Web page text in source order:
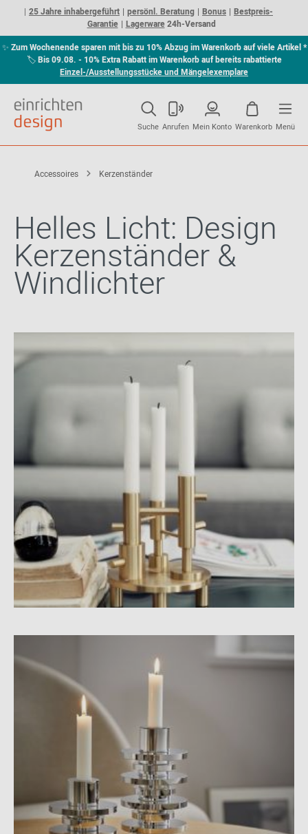
25 Jahre inhabergeführt persönl. Beratung Bonus
Bestpreis-
Garantie
Lagerware24h-Versand
✨ Zum Wochenende sparen mit bis zu 10% Abzug im Warenkorb auf viele Artikel *
🏷Bis 09.08. - 10% Extra Rabatt im Warenkorb auf bereits rabattierte
Einzel-/Ausstellungsstücke und Mängelexemplare
Suche Anrufen Mein Konto Warenkorb Menü
Accessoires Kerzenständer
Helles Licht: Design
Kerzenständer &
Windlichter